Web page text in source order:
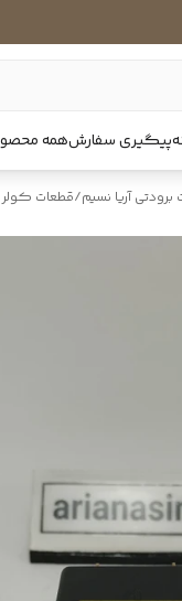
پیگیری سفارشهمه
آریا نسیم/قطعات کولر